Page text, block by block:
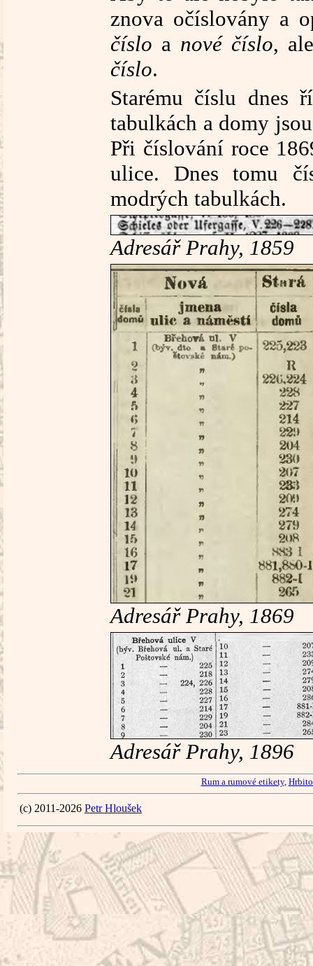
znova očíslovány a
číslo a nové číslo,
číslo.
Starému číslu dnes
tabulkách a domy
Při číslování roce
ulice. Dnes tomu
modrých tabulkách.
Adresář Prahy, 1859
Adresář Prahy, 1869
Adresář Prahy, 1896
Rum a rumové etikety,
(c) 2011-2026 Petr Hloušek